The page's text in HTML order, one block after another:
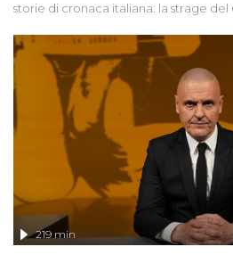
storie di cronaca italiana: la strage
219 min